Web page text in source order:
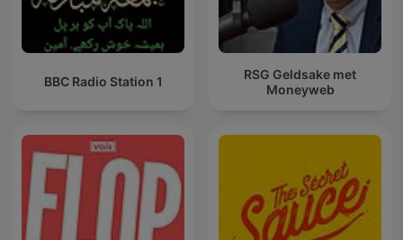
BBC Radio Station 1
RSG Geldsake met
Moneyweb